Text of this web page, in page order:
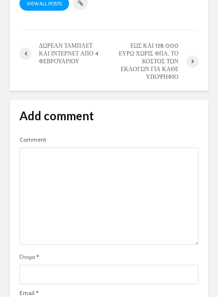
VIEW ALL POSTS
ΔΩΡΕΑΝ ΤΑΜΠΛΕΤ
ΚΑΙ ΙΝΤΕΡΝΕΤ ΑΠΟ 4
ΦΕΒΡΟΥΑΡΙΟΥ
ΕΩΣ ΚΑΙ 138.000
ΕΥΡΩ ΧΩΡΙΣ ΦΠΑ, ΤΟ
ΚΟΣΤΟΣ ΤΩΝ
ΕΚΛΟΓΩΝ ΓΙΑ ΚΑΘΕ
ΥΠΟΨΗΦΙΟ
Add comment
Comment
Όνομα *
Email *